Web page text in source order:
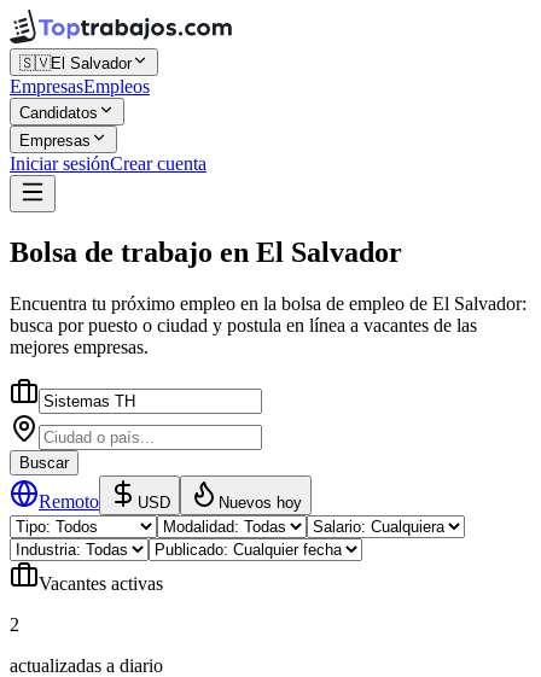
🇸🇻El Salvador
EmpresasEmpleos
Candidatos
Empresas
Iniciar sesiónCrear cuenta
Bolsa de trabajo en El Salvador
Encuentra tu próximo empleo en la bolsa de empleo de El Salvador:
busca por puesto o ciudad y postula en línea a vacantes de las
mejores empresas.
Buscar
Remoto USD Nuevos hoy
Vacantes activas
2
actualizadas a diario